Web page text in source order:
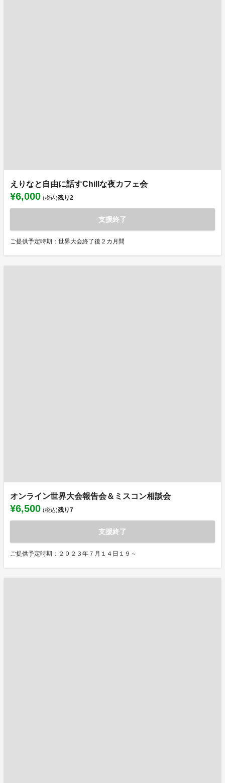
えりなと自由に話すChillな夜カフェ会
¥6,000 (税込)残り2
支援終了
ご提供予定時期：世界大会終了後２カ月間
オンライン世界大会報告会＆ミスコン相談会
¥6,500 (税込)残り7
支援終了
ご提供予定時期：２０２３年７月１４日１９～